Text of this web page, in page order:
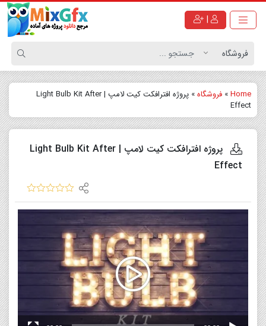
|
Home
» فروشگاه»
پروژه افترافکت کیت لامپ | Light Bulb Kit After
Effect
پروژه افترافکت کیت لامپ | Light Bulb Kit After
Effect
نمایشگر